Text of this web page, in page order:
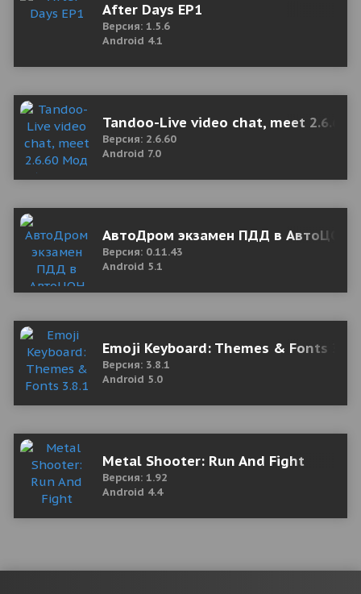
After Days EP1
Версия: 1.5.6
Android 4.1
Tandoo-Live video chat, meet 2.6.60
Версия: 2.6.60
Android 7.0
АвтоДром экзамен ПДД в АвтоЦОН
Версия: 0.11.43
Android 5.1
Emoji Keyboard: Themes & Fonts
Версия: 3.8.1
Android 5.0
Metal Shooter: Run And Fight
Версия: 1.92
Android 4.4